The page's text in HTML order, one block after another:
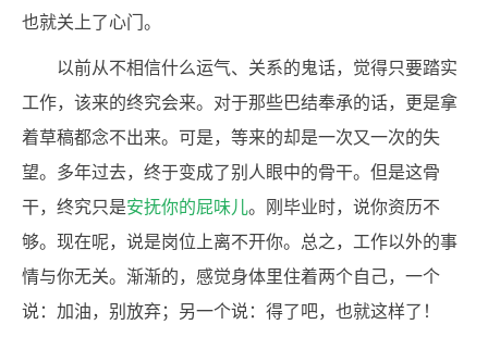
也就关上了心门。
以前从不相信什么运气、关系的鬼话，觉得只要踏实
工作，该来的终究会来。对于那些巴结奉承的话，更是拿
着草稿都念不出来。可是，等来的却是一次又一次的失
望。多年过去，终于变成了别人眼中的骨干。但是这骨
干，终究只是安抚你的屁味儿。刚毕业时，说你资历不
够。现在呢，说是岗位上离不开你。总之，工作以外的事
情与你无关。渐渐的，感觉身体里住着两个自己，一个
说：加油，别放弃；另一个说：得了吧，也就这样了！